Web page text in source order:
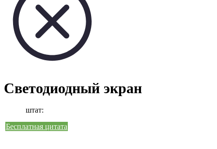
Светодиодный экран
штат:
Бесплатная цитата